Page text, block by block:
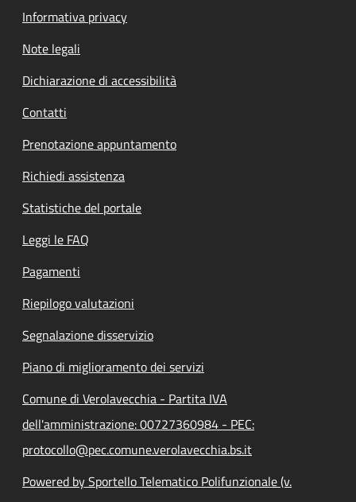
Informativa privacy
Note legali
Dichiarazione di accessibilità
Contatti
Prenotazione appuntamento
Richiedi assistenza
Statistiche del portale
Leggi le FAQ
Pagamenti
Riepilogo valutazioni
Segnalazione disservizio
Piano di miglioramento dei servizi
Comune di Verolavecchia - Partita IVA
dell'amministrazione: 00727360984 - PEC:
protocollo@pec.comune.verolavecchia.bs.it
Powered by Sportello Telematico Polifunzionale (v.